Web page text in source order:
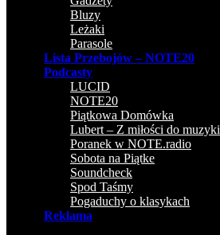
Bluzy
Leżaki
Parasole
Lista Przebojów – NOTE20
Podcasty
LUCID
NOTE20
Piątkowa Domówka
Lubert – Z miłości do muzyki
Poranek w NOTE.radio
Sobota na Piątke
Soundcheck
Spod Taśmy
Pogaduchy o klasykach
Reklama